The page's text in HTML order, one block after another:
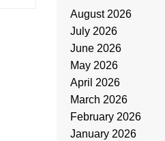
August 2026
July 2026
June 2026
May 2026
April 2026
March 2026
February 2026
January 2026